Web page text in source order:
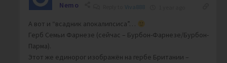
Nemo Viva888
А вот и “всадник апокалипсиса”…
Герб Семьи Фарнезе (сейчас – Бурбон-Фарнезе/Бурбон-
Парма).
Этот же единорог изображён на гербе Британии –